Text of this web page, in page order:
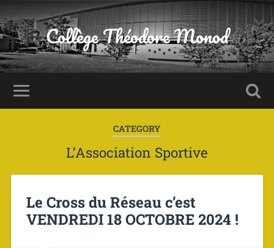
Collège Théodore Monod
CATEGORY
L’Association Sportive
Le Cross du Réseau c’est
VENDREDI 18 OCTOBRE 2024 !
Panneau de gestion des cookies